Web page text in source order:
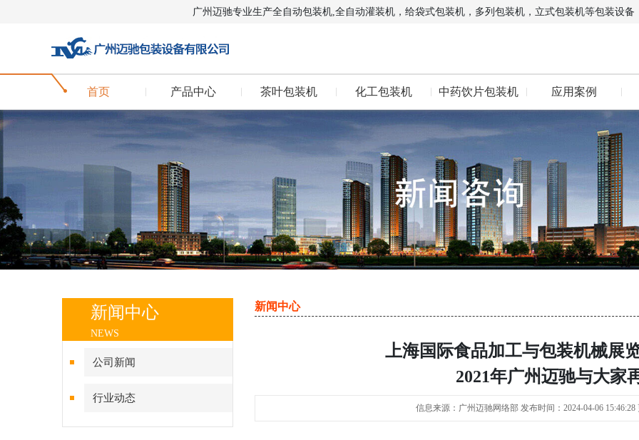
广州迈驰专业生产全自动包装机,全自动灌装机，给袋式包装机，多列包装机，立式包装机等包装设
首页 产品中心 茶叶包装机 化工包装机 中药饮片包装机 应用案例
新闻中心
NEWS
公司新闻
行业动态
新闻中心
上海国际食品加工与包装机械展
2021年广州迈驰与大家
信息来源：广州迈驰网络部 发布时间：2024-04-06 15:46:28